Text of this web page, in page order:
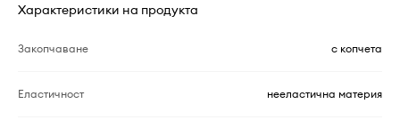
Характеристики на продукта
Закопчаване с копчета
Еластичност нееластична материя